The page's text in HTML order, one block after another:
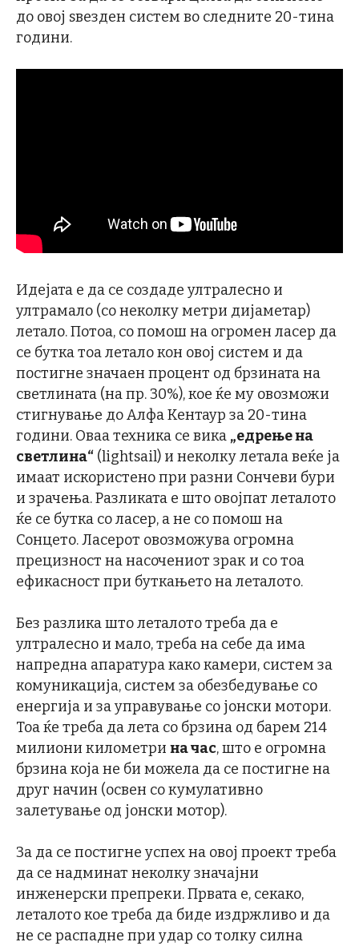
до овој ѕвезден систем во следните 20-тина
години.
Идејата е да се создаде ултралесно и
ултрамало (со неколку метри дијаметар)
летало. Потоа, со помош на огромен ласер да
се бутка тоа летало кон овој систем и да
постигне значаен процент од брзината на
светлината (на пр. 30%), кое ќе му овозможи
стигнување до Алфа Кентаур за 20-тина
години. Оваа техника се вика „едрење на
светлина“ (lightsail) и неколку летала веќе ја
имаат искористено при разни Сончеви бури
и зрачења. Разликата е што овојпат леталото
ќе се бутка со ласер, а не со помош на
Сонцето. Ласерот овозможува огромна
прецизност на насочениот зрак и со тоа
ефикасност при буткањето на леталото.
Без разлика што леталото треба да е
ултралесно и мало, треба на себе да има
напредна апаратура како камери, систем за
комуникација, систем за обезбедување со
енергија и за управување со јонски мотори.
Тоа ќе треба да лета со брзина од барем 214
милиони километри на час, што е огромна
брзина која не би можела да се постигне на
друг начин (освен со кумулативно
залетување од јонски мотор).
За да се постигне успех на овој проект треба
да се надминат неколку значајни
инженерски препреки. Првата е, секако,
леталото кое треба да биде издржливо и да
не се распадне при удар со толку силна